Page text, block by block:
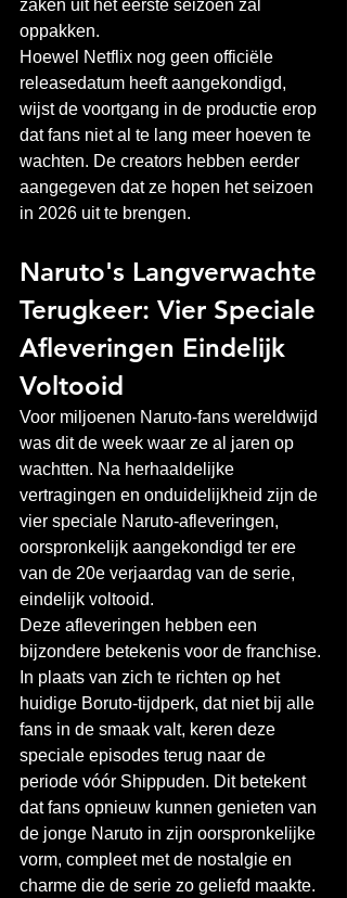
zaken uit het eerste seizoen zal
oppakken.
Hoewel Netflix nog geen officiële
releasedatum heeft aangekondigd,
wijst de voortgang in de productie erop
dat fans niet al te lang meer hoeven te
wachten. De creators hebben eerder
aangegeven dat ze hopen het seizoen
in 2026 uit te brengen.
Naruto's Langverwachte
Terugkeer: Vier Speciale
Afleveringen Eindelijk
Voltooid
Voor miljoenen Naruto-fans wereldwijd
was dit de week waar ze al jaren op
wachtten. Na herhaaldelijke
vertragingen en onduidelijkheid zijn de
vier speciale Naruto-afleveringen,
oorspronkelijk aangekondigd ter ere
van de 20e verjaardag van de serie,
eindelijk voltooid.
Deze afleveringen hebben een
bijzondere betekenis voor de franchise.
In plaats van zich te richten op het
huidige Boruto-tijdperk, dat niet bij alle
fans in de smaak valt, keren deze
speciale episodes terug naar de
periode vóór Shippuden. Dit betekent
dat fans opnieuw kunnen genieten van
de jonge Naruto in zijn oorspronkelijke
vorm, compleet met de nostalgie en
charme die de serie zo geliefd maakte.